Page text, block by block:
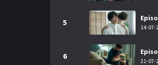
5
14-07-
6
21-07-